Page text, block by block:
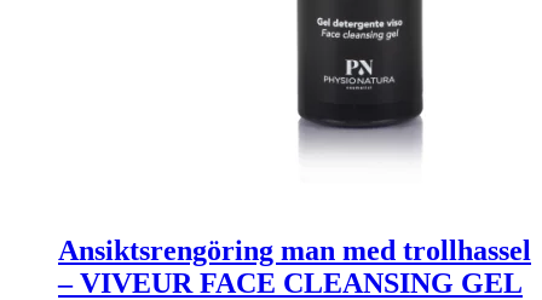
Ansiktsrengöring man med trollhassel
– VIVEUR FACE CLEANSING GEL